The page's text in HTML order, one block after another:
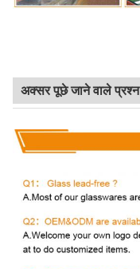
अक्सर पूछे जाने वाले प्रश्न